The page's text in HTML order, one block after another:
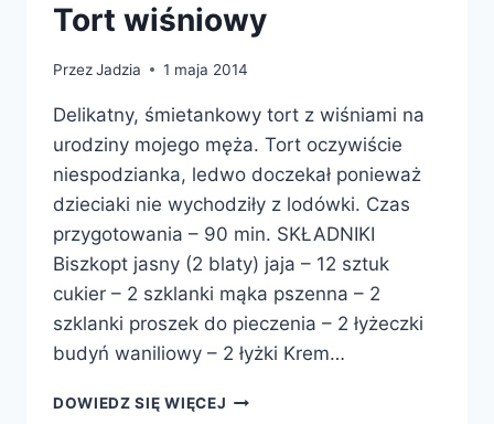
Tort wiśniowy
PrzezJadzia 1 maja 2014
Delikatny, śmietankowy tort z wiśniami na
urodziny mojego męża. Tort oczywiście
niespodzianka, ledwo doczekał ponieważ
dzieciaki nie wychodziły z lodówki. Czas
przygotowania – 90 min. SKŁADNIKI
Biszkopt jasny (2 blaty) jaja – 12 sztuk
cukier – 2 szklanki mąka pszenna – 2
szklanki proszek do pieczenia – 2 łyżeczki
budyń waniliowy – 2 łyżki Krem…
DOWIEDZ SIĘ WIĘCEJ TORT